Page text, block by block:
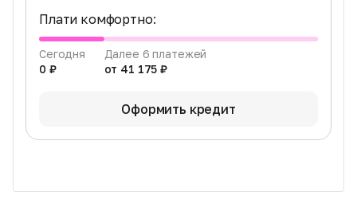
Плати комфортно:
Сегодня
0 ₽
Далее 6 платежей
от 41 175 ₽
Оформить кредит